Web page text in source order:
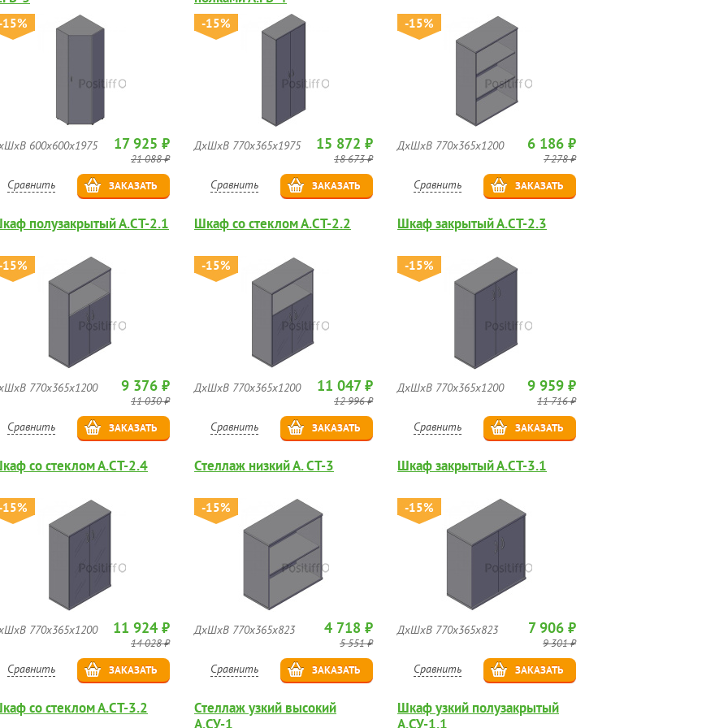
15%
600х600х1975 17 925 ₽
21 088 ₽
Сравнить ЗАКАЗАТЬ
-15%
ДхШхВ 770х365х1975 15 872 ₽
18 673 ₽
Сравнить ЗАКАЗАТЬ
-15%
ДхШхВ 770х365х1200 6 186 ₽
7 278 ₽
Сравнить ЗАКАЗАТЬ
полузакрытый А.СТ-2.1
15%
770х365х1200 9 376 ₽
11 030 ₽
Сравнить ЗАКАЗАТЬ
Шкаф со стеклом А.СТ-2.2
-15%
ДхШхВ 770х365х1200 11 047 ₽
12 996 ₽
Сравнить ЗАКАЗАТЬ
Шкаф закрытый А.СТ-2.3
-15%
ДхШхВ 770х365х1200 9 959 ₽
11 716 ₽
Сравнить ЗАКАЗАТЬ
со стеклом А.СТ-2.4
15%
770х365х1200 11 924 ₽
14 028 ₽
Сравнить ЗАКАЗАТЬ
Стеллаж низкий А. СТ-3
-15%
ДхШхВ 770х365х823 4 718 ₽
5 551 ₽
Сравнить ЗАКАЗАТЬ
Шкаф закрытый А.СТ-3.1
-15%
ДхШхВ 770х365х823 7 906 ₽
9 301 ₽
Сравнить ЗАКАЗАТЬ
со стеклом А.СТ-3.2
Стеллаж узкий высокий
А.СУ-1
Шкаф узкий полузакрытый
А.СУ-1.1